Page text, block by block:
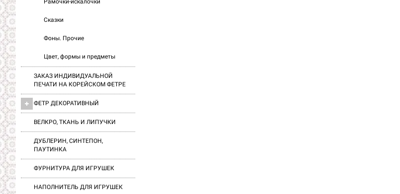
Рамочки-искалочки
Сказки
Фоны. Прочие
Цвет, формы и предметы
ЗАКАЗ ИНДИВИДУАЛЬНОЙ
ПЕЧАТИ НА КОРЕЙСКОМ ФЕТРЕ
ФЕТР ДЕКОРАТИВНЫЙ
ВЕЛКРО, ТКАНЬ И ЛИПУЧКИ
ДУБЛЕРИН, СИНТЕПОН,
ПАУТИНКА
ФУРНИТУРА ДЛЯ ИГРУШЕК
НАПОЛНИТЕЛЬ ДЛЯ ИГРУШЕК